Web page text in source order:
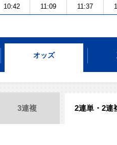
10:42 11:09 11:37
オッズ
3連複 2連単・2連